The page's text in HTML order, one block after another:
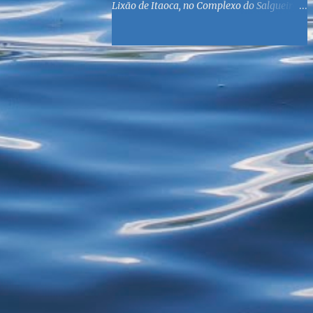
Lixão de Itaoca, no Complexo do Salgueiro,
catadores locais, como comida e material
higiênico, além de atendimento médico. O
Fórum Local espera contar com a
participação de ONGs locais e da população
do município. Aos interessados em
Feliciano Sodré 82, Sala 104 – Centro, no
horário 9h às 17h, de segunda a sexta. Mais
informações também podem ser obtidas
pelo telefone (21) 3474-1004 e pelo e-mail
agenda21sg@r7.com . O Lixão do Salgueiro
foi fechado em fevereiro por determinação
do Governo Federal, que está instituindo o
fim de lixões no Brasil até 2014. Os
habitantes da região que viviam do lixo há